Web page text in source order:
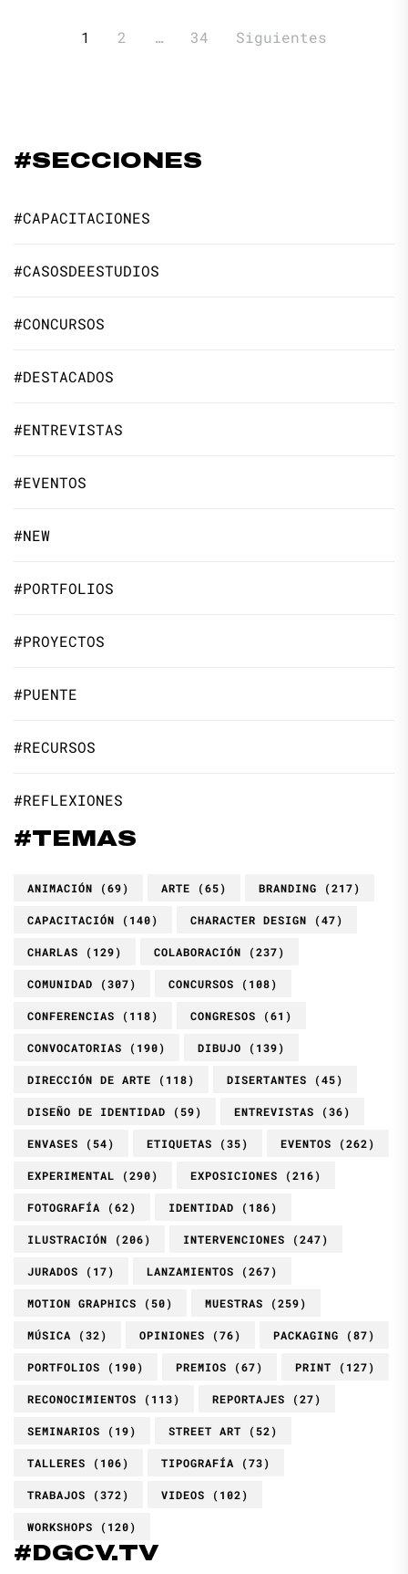
Paginación
1 2 … 34 Siguientes
#SECCIONES
#CAPACITACIONES
#CASOSDEESTUDIOS
#CONCURSOS
#DESTACADOS
#ENTREVISTAS
#EVENTOS
#NEW
#PORTFOLIOS
#PROYECTOS
#PUENTE
#RECURSOS
#REFLEXIONES
#TEMAS
ANIMACIÓN (69) ARTE (65) BRANDING (217)
CAPACITACIÓN (140) CHARACTER DESIGN (47)
CHARLAS (129) COLABORACIÓN (237)
COMUNIDAD (307) CONCURSOS (108)
CONFERENCIAS (118) CONGRESOS (61)
CONVOCATORIAS (190) DIBUJO (139)
DIRECCIÓN DE ARTE (118) DISERTANTES (45)
DISEÑO DE IDENTIDAD (59) ENTREVISTAS (36)
ENVASES (54) ETIQUETAS (35) EVENTOS (262)
EXPERIMENTAL (290) EXPOSICIONES (216)
FOTOGRAFÍA (62) IDENTIDAD (186)
ILUSTRACIÓN (206) INTERVENCIONES (247)
JURADOS (17) LANZAMIENTOS (267)
MOTION GRAPHICS (50) MUESTRAS (259)
MÚSICA (32) OPINIONES (76) PACKAGING (87)
PORTFOLIOS (190) PREMIOS (67) PRINT (127)
RECONOCIMIENTOS (113) REPORTAJES (27)
SEMINARIOS (19) STREET ART (52)
TALLERES (106) TIPOGRAFÍA (73)
TRABAJOS (372) VIDEOS (102)
WORKSHOPS (120)
#DGCV.TV